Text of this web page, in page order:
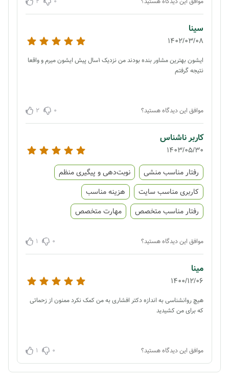
سینا
1402/03/08
ایشون بهترین مشاور بنده بودند من نزدیک ۱سال پیش ایشون میرم و واقعا
نتیجه گرفتم
موافق این دیدگاه هستید؟ 0
2
کاربر ناشناس
1403/05/30
رفتار مناسب منشی
نوبت‌دهی و پیگیری منظم
کاربری مناسب سایت
هزینه مناسب
رفتار مناسب متخصص
مهارت متخصص
موافق این دیدگاه هستید؟ 0
1
مینا
1400/12/06
هیچ روانشناسی به اندازه دکتر افشاری به من کمک نکرد ممنون از زحماتی
که برای من کشیدید
موافق این دیدگاه هستید؟ 0
1